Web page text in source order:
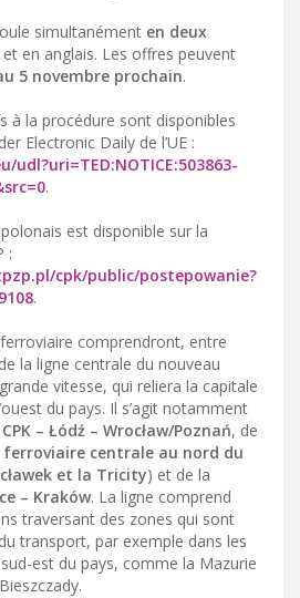
simultanément en deux
en anglais. Les offres peuvent
5 novembre prochain.
à la procédure sont disponibles
Electronic Daily de l’UE :
.
est disponible sur la
:
cpk/public/postepowanie?
.
comprendront, entre
la ligne centrale du nouveau
vitesse, qui reliera la capitale
du pays. Il s’agit notamment
– Łódź – Wrocław/Poznań, de
ferroviaire centrale au nord du
et la Tricity) et de la
– Kraków. La ligne comprend
traversant des zones qui sont
transport, par exemple dans les
est du pays, comme la Mazurie